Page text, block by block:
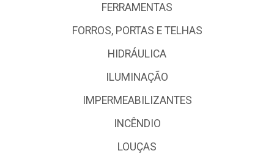
FERRAMENTAS
FORROS, PORTAS E TELHAS
HIDRÁULICA
ILUMINAÇÃO
IMPERMEABILIZANTES
INCÊNDIO
LOUÇAS